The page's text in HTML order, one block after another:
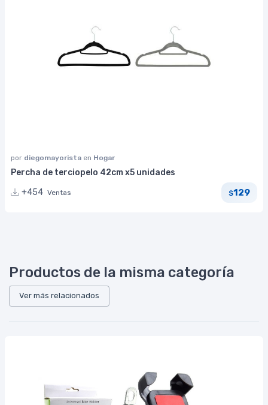
por diegomayorista en Hogar
Percha de terciopelo 42cm x5 unidades
+454 Ventas $129
Productos de la misma categoría
Ver más relacionados